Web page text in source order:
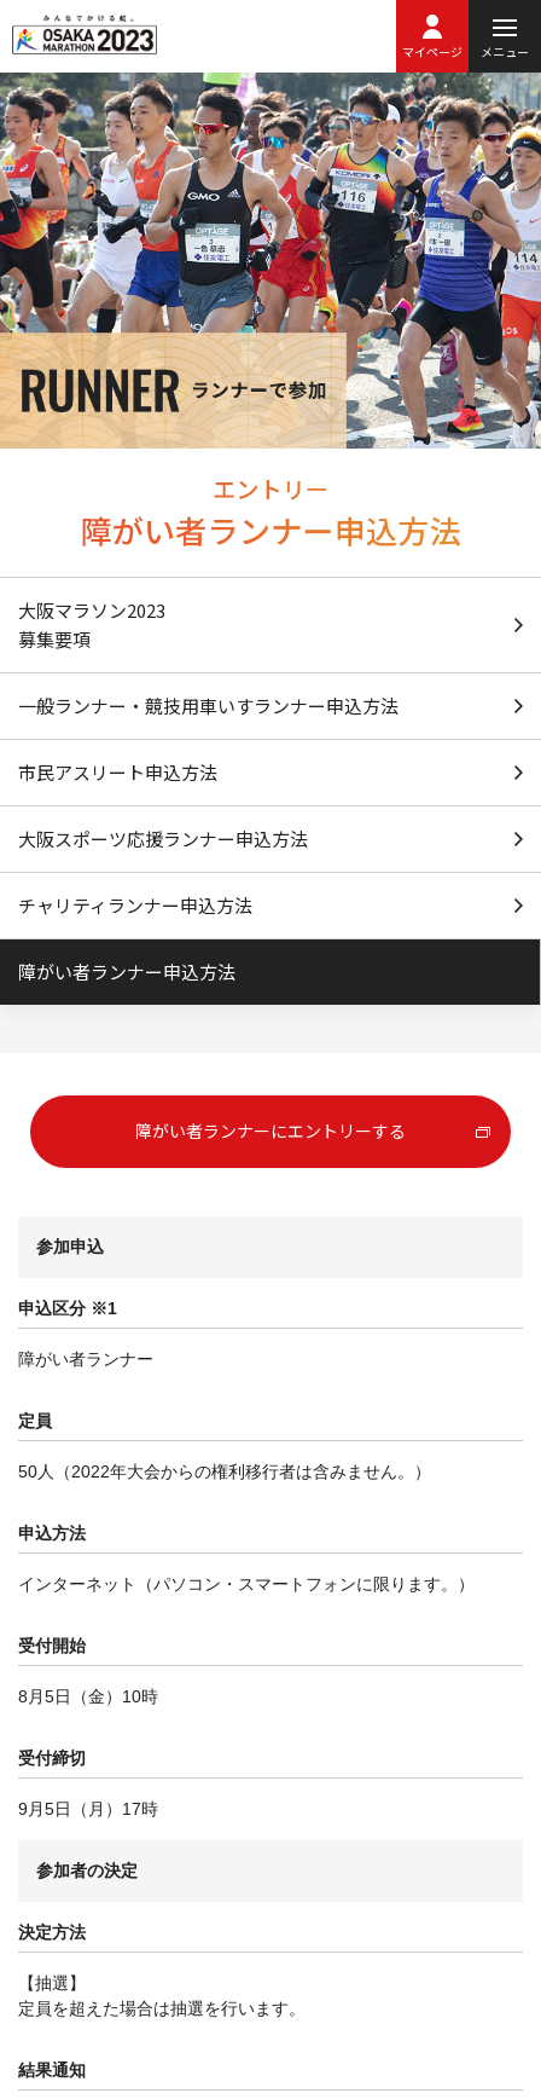
マイページ メニュー
大阪マラソン2023
募集要項
一般ランナー・ 競技用車いすランナー申込方法
市民アスリート申込方法
大阪スポーツ応援ランナー申込方法
チャリティランナー申込方法
障がい者ランナー申込方法
障がい者ランナーにエントリーする
参加申込
申込区分 ※1
障がい者ランナー
定員
50人（2022年大会からの権利移行者は含みません。）
申込方法
インターネット（パソコン・スマートフォンに限ります。）
受付開始
8月5日（金）10時
受付締切
9月5日（月）17時
参加者の決定
決定方法
【抽選】
定員を超えた場合は抽選を行います。
結果通知